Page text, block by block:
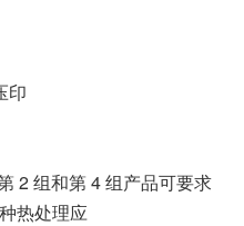
印
2 组和第 4 组产品可要求
热处理应